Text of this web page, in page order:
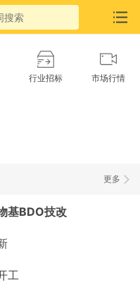
行业招标 市场行情
更多
基BDO技改
工